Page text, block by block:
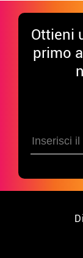
Ottieni
primo